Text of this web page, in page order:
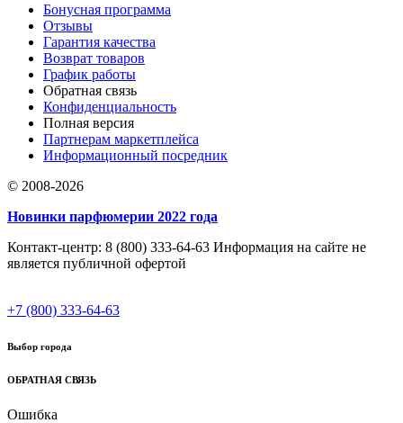
Бонусная программа
Отзывы
Гарантия качества
Возврат товаров
График работы
Обратная связь
Конфиденциальность
Полная версия
Партнерам маркетплейса
Информационный посредник
© 2008-2026
Новинки парфюмерии 2022 года
Контакт-центр: 8 (800) 333-64-63 Информация на сайте не
является публичной офертой
+7 (800) 333-64-63
Выбор города
ОБРАТНАЯ СВЯЗЬ
Ошибка